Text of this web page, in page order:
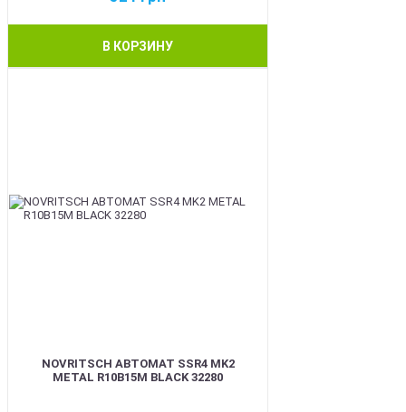
В КОРЗИНУ
NOVRITSCH АВТОМАТ SSR4 MK2
METAL R10B15M BLACK 32280